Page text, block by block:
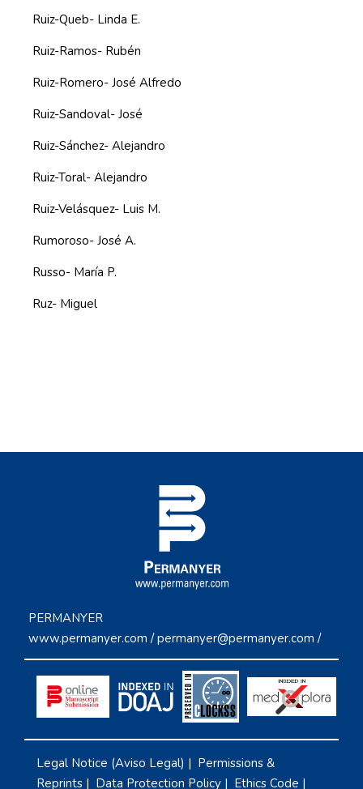
Ruiz-Queb- Linda E.
Ruiz-Ramos- Rubén
Ruiz-Romero- José Alfredo
Ruiz-Sandoval- José
Ruiz-Sánchez- Alejandro
Ruiz-Toral- Alejandro
Ruiz-Velásquez- Luis M.
Rumoroso- José A.
Russo- María P.
Ruz- Miguel
PERMANYER
www.permanyer.com /permanyer@permanyer.com /
Legal Notice (Aviso Legal) | Permissions &
Reprints | Data Protection Policy | Ethics Code |